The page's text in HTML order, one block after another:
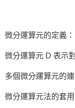
微分運算元的定義：
微分運算元 D 表示
多個微分運算元的
微分運算元法的套用